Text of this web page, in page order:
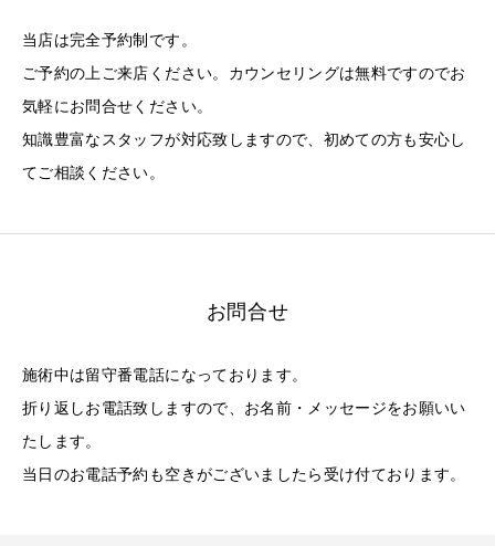
当店は完全予約制です。
ご予約の上ご来店ください。カウンセリングは無料ですのでお
気軽にお問合せください。
知識豊富なスタッフが対応致しますので、初めての方も安心し
てご相談ください。
お問合せ
施術中は留守番電話になっております。
折り返しお電話致しますので、お名前・メッセージをお願いい
たします。
当日のお電話予約も空きがございましたら受け付ております。